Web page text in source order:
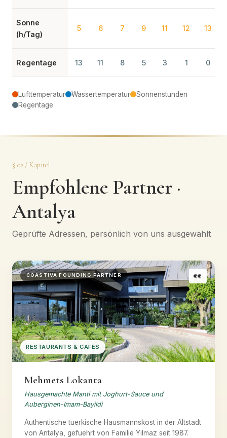
Sonne
(h/Tag)
5 6 7 9 11 12 13
Regentage 13 11 8 5 3 1 0
Lufttemperatur Wassertemperatur
Sonnenstunden
Regentage
§ 02 / Kapitel
Empfohlene Partner ·
Antalya
Geprüfte Adressen, persönlich von uns ausgewählt
COASTIVA FOUNDING PARTNER €€
RESTAURANTS & CAFES
Mehmets Lokanta
Hausgemachte Manti mit Joghurt-Sauce und
Auberginen-Imam-Bayildi
Authentische tuerkische Hausmannskost in der Altstadt
von Antalya, gefuehrt von Familie Yilmaz seit 1987.